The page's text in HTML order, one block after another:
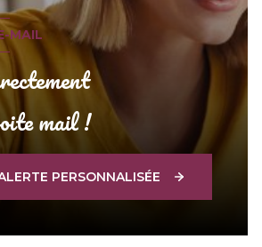
MAIL
mail !
PERSONNALISÉE